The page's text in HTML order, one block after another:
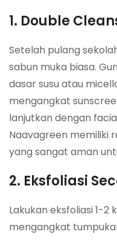
1. Double
Setelah pulang
sabun muka biasa.
dasar susu atau
mengangkat
lanjutkan dengan
Naavagreen memiliki
yang sangat aman
2. Eksfoliasi
Lakukan eksfoliasi 1-2
mengangkat